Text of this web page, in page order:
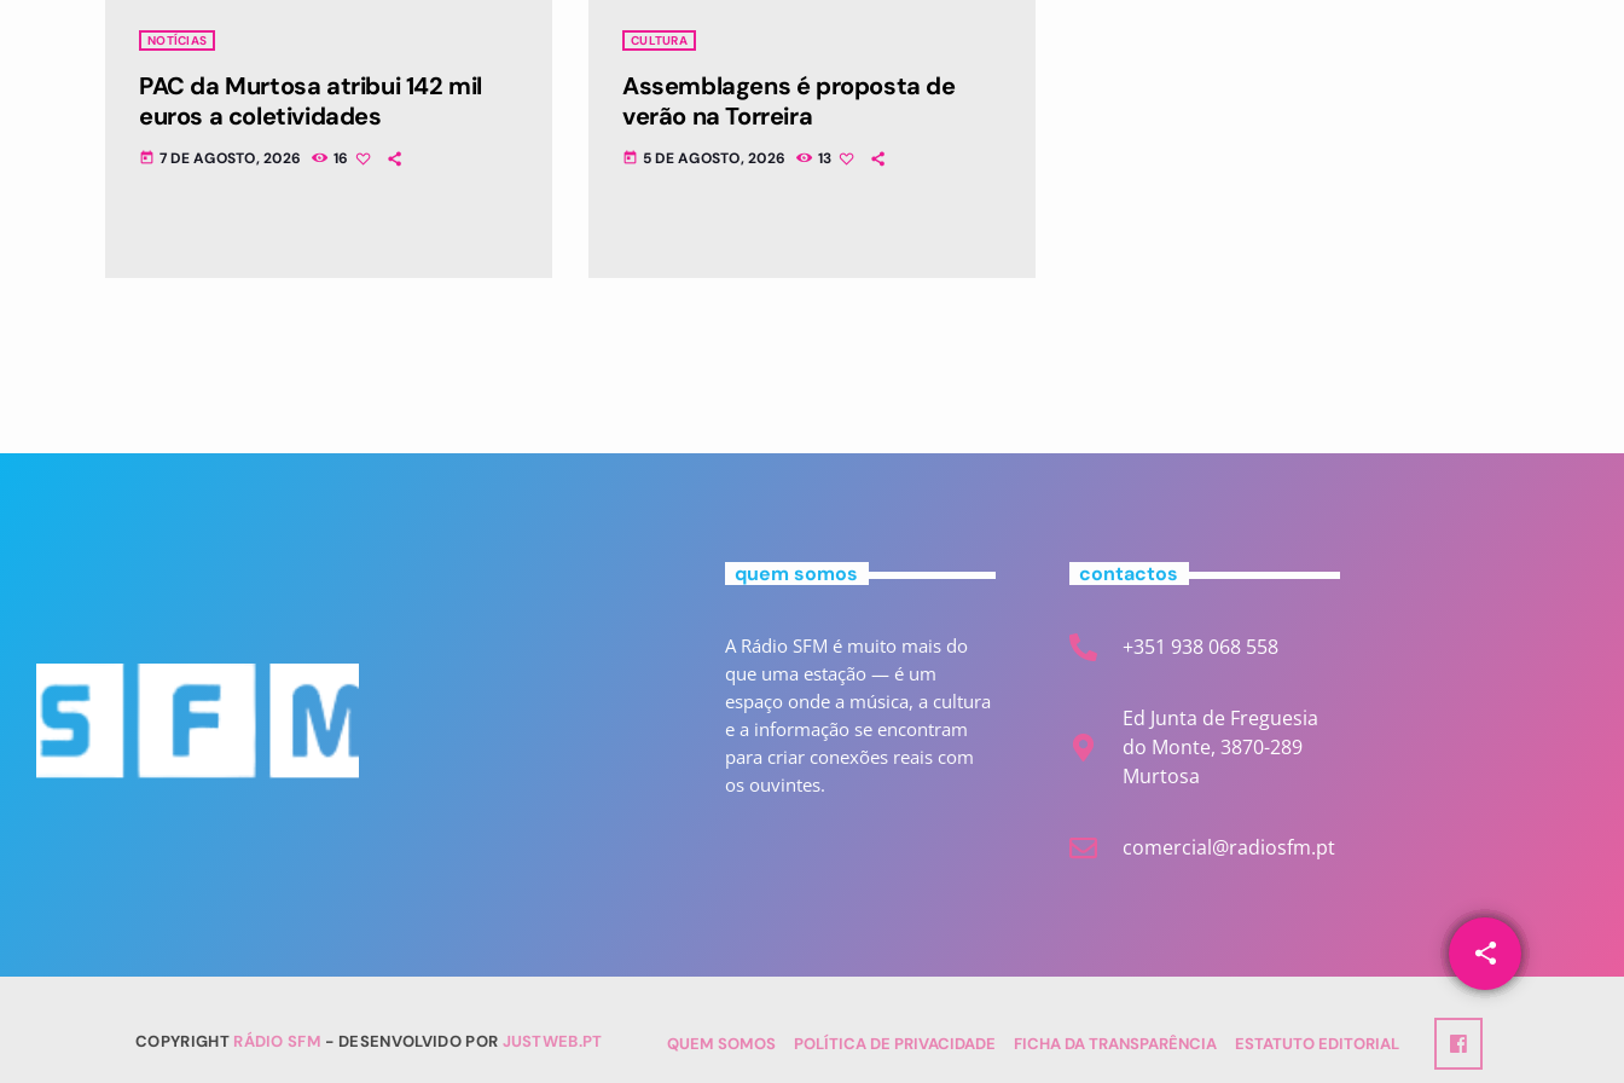
share
email
NOTÍCIAS
PAC da Murtosa atribui 142 mil
euros a coletividades
today 7 DE AGOSTO, 2026 16
CULTURA
Assemblagens é proposta de
verão na Torreira
today 5 DE AGOSTO, 2026 13
quem somos
A Rádio SFM é muito mais do
que uma estação — é um
espaço onde a música, a cultura
e a informação se encontram
para criar conexões reais com
os ouvintes.
contactos
+351 938 068 558
Ed Junta de Freguesia
do Monte, 3870-289
Murtosa
comercial@radiosfm.pt
COPYRIGHT RÁDIO SFM - DESENVOLVIDO POR JUSTWEB.PT QUEM SOMOS POLÍTICA DE PRIVACIDADE FICHA DA TRANSPARÊNCIA ESTATUTO EDITORIAL